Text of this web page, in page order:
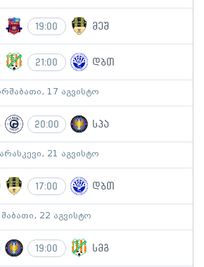
19:00 მეშ
21:00 დბთ
17 აგვისტო
20:00 სპა
21 აგვისტო
17:00 დბთ
შაბათი, 22 აგვისტო
19:00 სმგ